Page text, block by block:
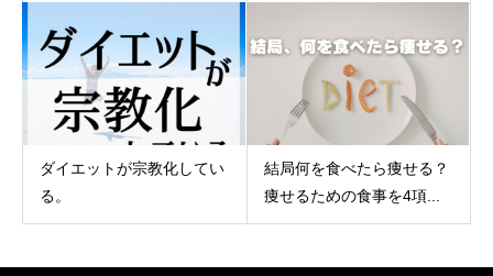
ダイエットが宗教化してい
る。
結局何を食べたら痩せる？
痩せるための食事を4項...